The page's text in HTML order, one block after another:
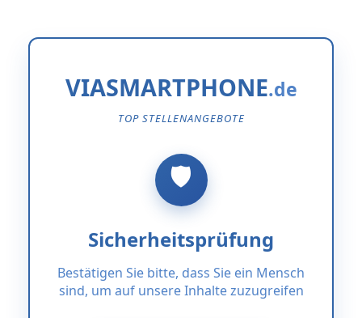
VIASMARTPHONE
TOP STELLENANGEBOTE
Sicherheitsprüfung
Bestätigen Sie bitte, dass Sie ein Mensch
sind, um auf unsere Inhalte zuzugreifen